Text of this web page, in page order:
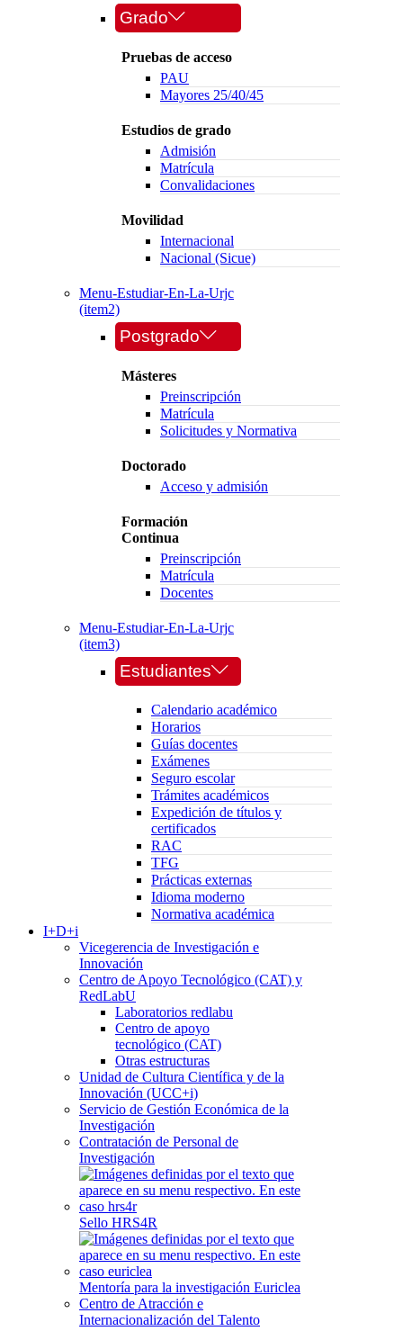
Grado
Pruebas de acceso
PAU
Mayores 25/40/45
Estudios de grado
Admisión
Matrícula
Convalidaciones
Movilidad
Internacional
Nacional (Sicue)
Menu-Estudiar-En-La-Urjc
(item2)
Postgrado
Másteres
Preinscripción
Matrícula
Solicitudes y Normativa
Doctorado
Acceso y admisión
Formación
Continua
Preinscripción
Matrícula
Docentes
Menu-Estudiar-En-La-Urjc
(item3)
Estudiantes
Calendario académico
Horarios
Guías docentes
Exámenes
Seguro escolar
Trámites académicos
Expedición de títulos y
certificados
RAC
TFG
Prácticas externas
Idioma moderno
Normativa académica
I+D+i
Vicegerencia de Investigación e
Innovación
Centro de Apoyo Tecnológico (CAT) y
RedLabU
Laboratorios redlabu
Centro de apoyo
tecnológico (CAT)
Otras estructuras
Unidad de Cultura Científica y de la
Innovación (UCC+i)
Servicio de Gestión Económica de la
Investigación
Contratación de Personal de
Investigación
Sello HRS4R
Mentoría para la investigación Euriclea
Centro de Atracción e
Internacionalización del Talento